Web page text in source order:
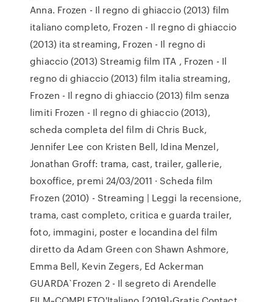
Anna. Frozen - Il regno di ghiaccio (2013) film
italiano completo, Frozen - Il regno di ghiaccio
(2013) ita streaming, Frozen - Il regno di
ghiaccio (2013) Streamig film ITA , Frozen - Il
regno di ghiaccio (2013) film italia streaming,
Frozen - Il regno di ghiaccio (2013) film senza
limiti Frozen - Il regno di ghiaccio (2013),
scheda completa del film di Chris Buck,
Jennifer Lee con Kristen Bell, Idina Menzel,
Jonathan Groff: trama, cast, trailer, gallerie,
boxoffice, premi 24/03/2011 · Scheda film
Frozen (2010) - Streaming | Leggi la recensione,
trama, cast completo, critica e guarda trailer,
foto, immagini, poster e locandina del film
diretto da Adam Green con Shawn Ashmore,
Emma Bell, Kevin Zegers, Ed Ackerman
GUARDA`Frozen 2 - Il segreto di Arendelle